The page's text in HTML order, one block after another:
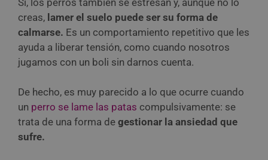
creas, lamer el suelo puede ser su forma de
calmarse. Es un comportamiento repetitivo que les
ayuda a liberar tensión, como cuando nosotros
jugamos con un boli sin darnos cuenta.
De hecho, es muy parecido a lo que ocurre cuando
un perro se lame las patas compulsivamente: se
trata de una forma de gestionar la ansiedad que
sufre.